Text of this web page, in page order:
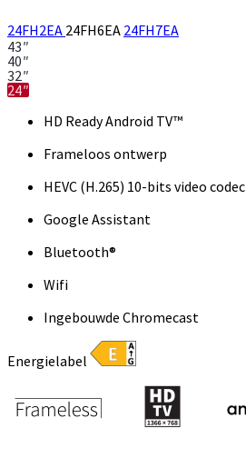
24FH2EA 24FH6EA 24FH7EA
43″
40″
32″
24″
HD Ready Android TV™
Frameloos ontwerp
HEVC (H.265) 10-bits video codec
Google Assistant
Bluetooth®
Wifi
Ingebouwde Chromecast
Energielabel